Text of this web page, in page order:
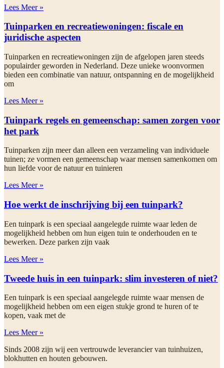
Lees Meer »
Tuinparken en recreatiewoningen: fiscale en
juridische aspecten
Tuinparken en recreatiewoningen zijn de afgelopen jaren steeds
populairder geworden in Nederland. Deze unieke woonvormen
bieden een combinatie van natuur, ontspanning en de mogelijkheid
om
Lees Meer »
Tuinpark regels en gemeenschap: samen zorgen voor
het park
Tuinparken zijn meer dan alleen een verzameling van individuele
tuinen; ze vormen een gemeenschap waar mensen samenkomen om
hun liefde voor de natuur en tuinieren
Lees Meer »
Hoe werkt de inschrijving bij een tuinpark?
Een tuinpark is een speciaal aangelegde ruimte waar leden de
mogelijkheid hebben om hun eigen tuin te onderhouden en te
bewerken. Deze parken zijn vaak
Lees Meer »
Tweede huis in een tuinpark: slim investeren of niet?
Een tuinpark is een speciaal aangelegde ruimte waar mensen de
mogelijkheid hebben om een eigen stukje grond te huren of te
kopen, vaak met de
Lees Meer »
Sinds 2008 zijn wij een vertrouwde leverancier van tuinhuizen,
blokhutten en houten gebouwen.